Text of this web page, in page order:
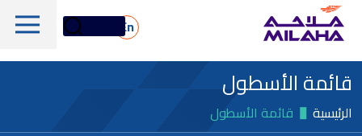
Skip to main content
En
قائمة الأسطول
الرئيسية
قائمة الأسطول